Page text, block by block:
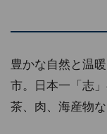
豊かな自然と温
市。日本一「志
茶、肉、海産物